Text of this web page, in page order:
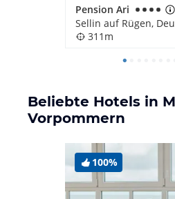
Pension Ari
Sellin auf Rügen,
311m
Beliebte Hotels in
Vorpommern
100%